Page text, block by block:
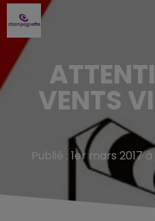
VENTS
Publié : 1er mars 2017